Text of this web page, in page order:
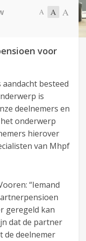
A A A
voor
besteed
is
deelnemers en
onderwerp
hierover
van Mhpf
“Iemand
geregeld kan
dat de partner
de deelnemer